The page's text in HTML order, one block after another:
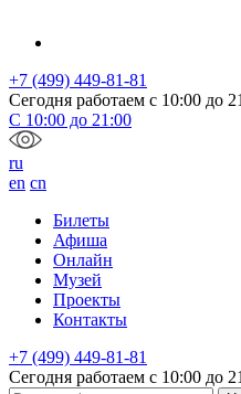
+7 (499) 449-81-81
Сегодня работаем с 10:00 до
С 10:00 до 21:00
ru
en cn
Билеты
Афиша
Онлайн
Музей
Проекты
Контакты
+7 (499) 449-81-81
Сегодня работаем с 10:00 до